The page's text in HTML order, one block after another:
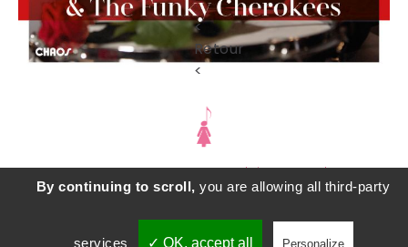
<
Retour
<
SD COMMUNICATION - Sylvie Durand -
sylviedurandcourrier@gmail.com- adapté par
Facebook
Twitter Skype
By continuing to scroll, you are allowing all third-party
services ✓ OK, accept all Personalize